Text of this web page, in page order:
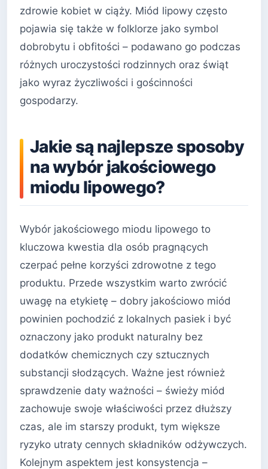
zdrowie kobiet w ciąży. Miód lipowy często
pojawia się także w folklorze jako symbol
dobrobytu i obfitości – podawano go podczas
różnych uroczystości rodzinnych oraz świąt
jako wyraz życzliwości i gościnności
gospodarzy.
Jakie są najlepsze sposoby
na wybór jakościowego
miodu lipowego?
Wybór jakościowego miodu lipowego to
kluczowa kwestia dla osób pragnących
czerpać pełne korzyści zdrowotne z tego
produktu. Przede wszystkim warto zwrócić
uwagę na etykietę – dobry jakościowo miód
powinien pochodzić z lokalnych pasiek i być
oznaczony jako produkt naturalny bez
dodatków chemicznych czy sztucznych
substancji słodzących. Ważne jest również
sprawdzenie daty ważności – świeży miód
zachowuje swoje właściwości przez dłuższy
czas, ale im starszy produkt, tym większe
ryzyko utraty cennych składników odżywczych.
Kolejnym aspektem jest konsystencja –